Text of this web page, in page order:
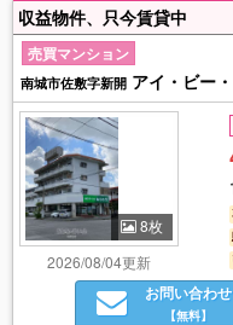
収益物件、只今賃貸中
売買マンション
南城市佐敷字新開 アイ・ビー
8枚
2026/08/04更新
お問い合わせ
【無料】